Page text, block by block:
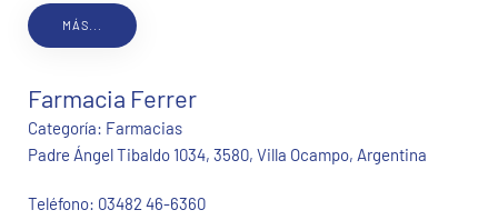
MÁS...
Farmacia Ferrer
Categoría: Farmacias
Padre Ángel Tibaldo 1034, 3580, Villa Ocampo, Argentina
Teléfono: 03482 46-6360